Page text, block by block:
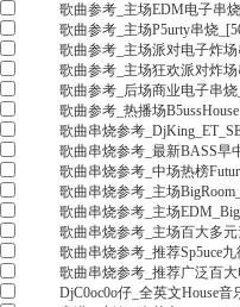
歌曲参考_主场EDM电子串
歌曲参考_主场P5urty串烧
歌曲参考_主场派对电子炸
歌曲参考_主场狂欢派对炸
歌曲参考_后场商业电子串烧
歌曲参考_热播场
歌曲串烧参考
歌曲串烧参考_最新BASS早
歌曲串烧参考_中场热榜
歌曲串烧参考_主场
歌曲串烧参考_主场
歌曲串烧参考_主场百大多
歌曲串烧参考_推荐Sp5uce
歌曲串烧参考_推荐广泛百
DjC0oc0o仔_全英文House